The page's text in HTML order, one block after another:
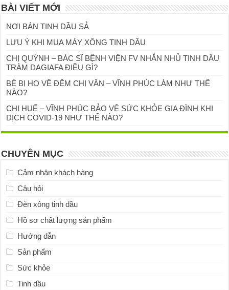
BÀI VIẾT MỚI
NƠI BÁN TINH DẦU SẢ
LƯU Ý KHI MUA MÁY XÔNG TINH DẦU
CHỊ QUỲNH – BÁC SĨ BỆNH VIỆN FV NHẮN NHỦ TINH DẦU
TRÀM DAGIAFA ĐIỀU GÌ?
BÉ BỊ HO VỀ ĐÊM CHỊ VÂN – VĨNH PHÚC LÀM NHƯ THẾ
NÀO?
CHỊ HUẾ – VĨNH PHÚC BẢO VỆ SỨC KHỎE GIA ĐÌNH KHI
DỊCH COVID-19 NHƯ THẾ NÀO?
CHUYÊN MỤC
Cảm nhận khách hàng
Câu hỏi
Đèn xông tinh dầu
Hồ sơ chất lượng sản phẩm
Hướng dẫn
Sản phẩm
Sức khỏe
Tinh dầu